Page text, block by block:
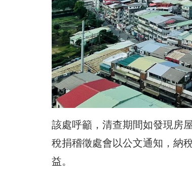
該處呼籲，清查期間如發現房
稅捐稽徵處會以公文通知，納
益。